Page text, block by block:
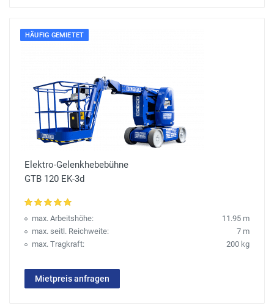
HÄUFIG GEMIETET
Elektro-Gelenkhebebühne
GTB 120 EK-3d
max. Arbeitshöhe:
11.95 m
max. seitl. Reichweite:
7 m
max. Tragkraft:
200 kg
Mietpreis anfragen